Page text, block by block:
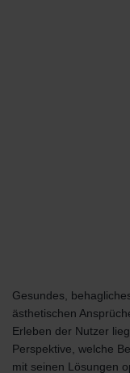
Gesundes,
ästhetischen
Erleben der Nutzer
Perspektive, welche
mit seinen Lösungen